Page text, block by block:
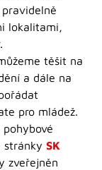
lokalitami,
těšit na
a dále na
pro mládež.
stránky SK
zveřejněn